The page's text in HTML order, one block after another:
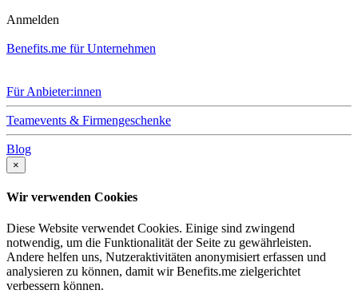
Anmelden
Benefits.me für Unternehmen
Für Anbieter:innen
Teamevents & Firmengeschenke
Blog
×
Wir verwenden Cookies
Diese Website verwendet Cookies. Einige sind zwingend
notwendig, um die Funktionalität der Seite zu gewährleisten.
Andere helfen uns, Nutzeraktivitäten anonymisiert erfassen und
analysieren zu können, damit wir Benefits.me zielgerichtet
verbessern können.